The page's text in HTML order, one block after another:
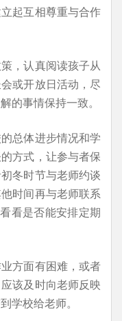
起互相尊重与合作
，认真阅读孩子从
或开放日活动，尽
的事情保持一致。
总体进步情况和学
方式，让参与者保
冬时节与老师约谈
时间再与老师联系
看是否能安排定期
方面有困难，或者
该及时向老师反映
学校给老师。